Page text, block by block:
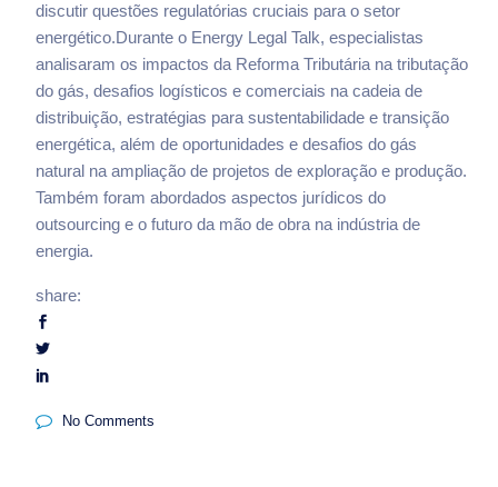
discutir questões regulatórias cruciais para o setor
energético.Durante o Energy Legal Talk, especialistas
analisaram os impactos da Reforma Tributária na tributação
do gás, desafios logísticos e comerciais na cadeia de
distribuição, estratégias para sustentabilidade e transição
energética, além de oportunidades e desafios do gás
natural na ampliação de projetos de exploração e produção.
Também foram abordados aspectos jurídicos do
outsourcing e o futuro da mão de obra na indústria de
energia.
share:
No Comments